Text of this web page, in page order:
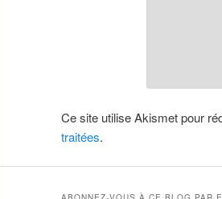
Ce site utilise Akismet pour
traitées.